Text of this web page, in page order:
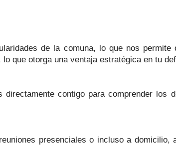
de la comuna, lo que nos
que otorga una ventaja estratégica en tu
contigo para comprender
presenciales o incluso a domicilio,